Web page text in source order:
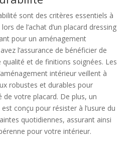
sont des critères essentiels à
de l’achat d’un placard dressing
pour un aménagement
l’assurance de bénéficier de
et de finitions soignées. Les
intérieur veillent à
robustes et durables pour
de votre placard. De plus, un
conçu pour résister à l’usure du
quotidiennes, assurant ainsi
pour votre intérieur.